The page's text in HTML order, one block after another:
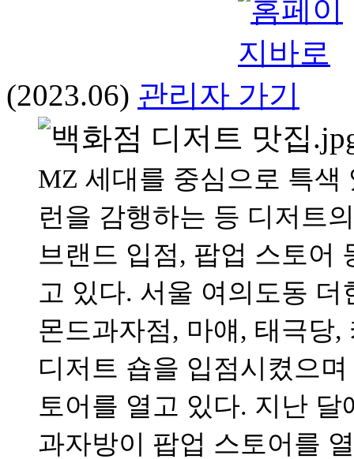
(2023.06) 관리자
MZ 세대를 중심으로 특색
런을 감행하는 등 디저트
브랜드 입점, 팝업 스토어
고 있다. 서울 여의도동
몬드과자점, 마얘, 태극당
디저트 숍을 입점시켰으
토어를 열고 있다. 지난
과자방이 팝업 스토어를